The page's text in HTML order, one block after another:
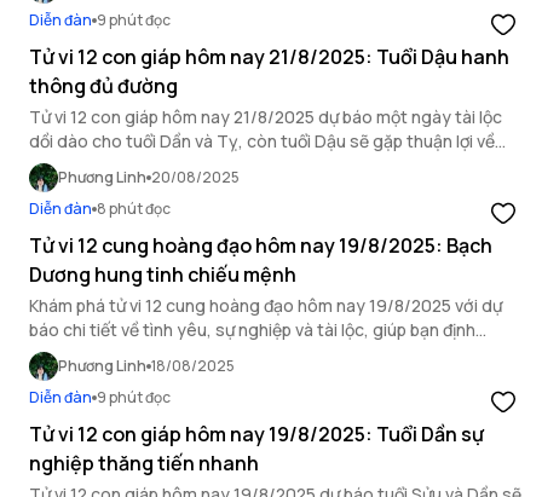
Diễn đàn 9 phút đọc
Tử vi 12 con giáp hôm nay 21/8/2025: Tuổi Dậu hanh
thông đủ đường
Tử vi 12 con giáp hôm nay 21/8/2025 dự báo một ngày tài lộc
dồi dào cho tuổi Dần và Tỵ, còn tuổi Dậu sẽ gặp thuận lợi về
mọi mặt.
Phương Linh 20/08/2025
Diễn đàn 8 phút đọc
Tử vi 12 cung hoàng đạo hôm nay 19/8/2025: Bạch
Dương hung tinh chiếu mệnh
Khám phá tử vi 12 cung hoàng đạo hôm nay 19/8/2025 với dự
báo chi tiết về tình yêu, sự nghiệp và tài lộc, giúp bạn định
hướng ngày mới.
Phương Linh 18/08/2025
Diễn đàn 9 phút đọc
Tử vi 12 con giáp hôm nay 19/8/2025: Tuổi Dần sự
nghiệp thăng tiến nhanh